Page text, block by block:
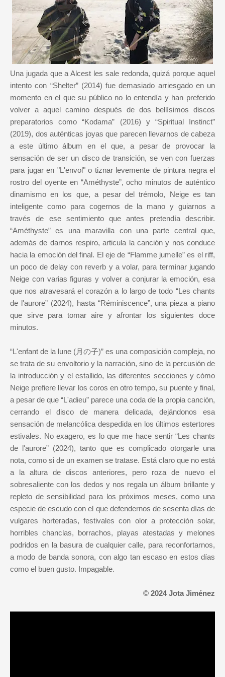
Una jugada que a Alcest les sale redonda, quizá porque aquel
intento con “Shelter” (2014) fue demasiado arriesgado en un
momento en el que su público no lo entendía y han preferido
volver a aquel camino después de dos bellísimos discos
preparatorios como “Kodama” (2016) y “Spiritual Instinct”
(2019), dos auténticas joyas que parecen llevarnos de cabeza
a este último álbum en el que, a pesar de provocar la
sensación de ser un disco de transición, se ven con fuerzas
para jugar en "L'envol" o tiznar levemente de pintura negra el
rostro del oyente en “Améthyste”, ocho minutos de auténtico
dinamismo en los que, a pesar del trémolo, Neige es tan
inteligente como para cogernos de la mano y guiarnos a
través de ese sentimiento que antes pretendía describir.
“Améthyste” es una maravilla con una parte central que,
además de darnos respiro, articula la canción y nos conduce
hacia la emoción del final. El eje de “Flamme jumelle” es el riff,
un poco de delay con reverb y a volar, para terminar jugando
Neige con varias figuras y volver a conjurar la emoción, esa
que nos atravesará el corazón a lo largo de todo “Les chants
de l'aurore” (2024), hasta “Réminiscence”, una pieza a piano
que sirve para tomar aire y afrontar los siguientes doce
minutos.
“L'enfant de la lune (月の子)” es una composición compleja, no
se trata de su envoltorio y la narración, sino de la percusión de
la introducción y el estallido, las diferentes secciones y cómo
Neige prefiere llevar los coros en otro tempo, su puente y final,
a pesar de que “L'adieu” parece una coda de la propia canción,
cerrando el disco de manera delicada, dejándonos esa
sensación de melancólica despedida en los últimos estertores
estivales. No exagero, es lo que me hace sentir “Les chants
de l'aurore” (2024), tanto que es complicado otorgarle una
nota, como si de un examen se tratase. Está claro que no está
a la altura de discos anteriores, pero roza de nuevo el
sobresaliente con los dedos y nos regala un álbum brillante y
repleto de sensibilidad para los próximos meses, como una
especie de escudo con el que defendernos de sesenta días de
vulgares horteradas, festivales con olor a protección solar,
horribles chanclas, borrachos, playas atestadas y melones
podridos en la basura de cualquier calle, para reconfortarnos,
a modo de banda sonora, con algo tan escaso en estos días
como el buen gusto. Impagable.
© 2024 Jota Jiménez